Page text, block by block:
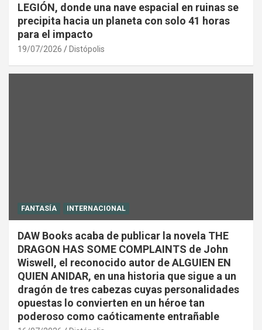
LEGIÓN, donde una nave espacial en ruinas se
precipita hacia un planeta con solo 41 horas
para el impacto
19/07/2026 Distópolis
FANTASÍA INTERNACIONAL
DAW Books acaba de publicar la novela THE
DRAGON HAS SOME COMPLAINTS de John
Wiswell, el reconocido autor de ALGUIEN EN
QUIEN ANIDAR, en una historia que sigue a un
dragón de tres cabezas cuyas personalidades
opuestas lo convierten en un héroe tan
poderoso como caóticamente entrañable